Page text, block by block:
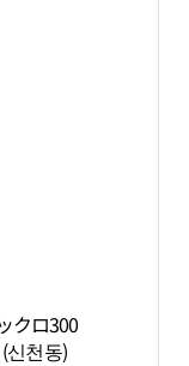
クロ300
신천동)